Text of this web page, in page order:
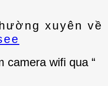
xuyên về
camera wifi qua “